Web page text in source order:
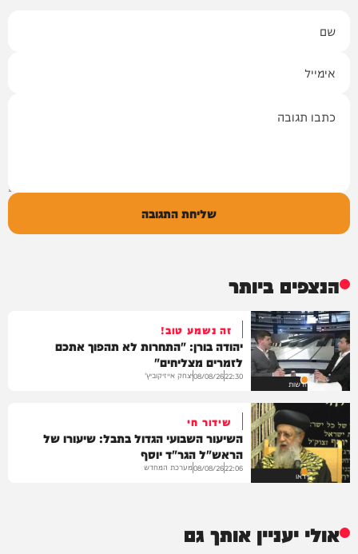
שליחת התגובה
הנצפים ביותר
חדשות
זה נשמע טוב!
יהודה בורן: "התחרות לא תהפוך אתכם
לזמרים מצליחים"
22:30
08/08/26יצחק אייזיקוביץ'
וידאו
שידור חי
השיעור השבועי הגדול בתבל: שיעורו של
הראש"ל הגר"ד יוסף
22:06
08/08/26מערכת המחדש
אולי יעניין אותך גם